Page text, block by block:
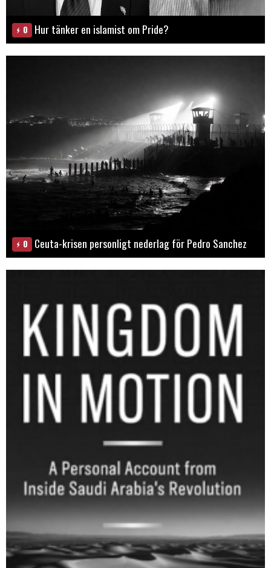
0 Hur tänker en islamist om Pride?
0 Ceuta-krisen personligt nederlag för Pedro Sanchez